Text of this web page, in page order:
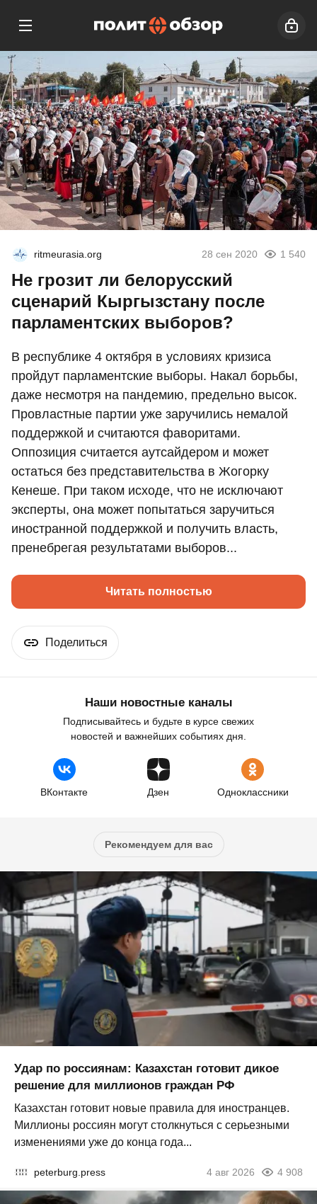
ritmeurasia.org 28 сен 2020 1 540
Не грозит ли белорусский
сценарий Кыргызстану после
парламентских выборов?
В республике 4 октября в условиях кризиса
пройдут парламентские выборы. Накал борьбы,
даже несмотря на пандемию, предельно высок.
Провластные партии уже заручились немалой
поддержкой и считаются фаворитами.
Оппозиция считается аутсайдером и может
остаться без представительства в Жогорку
Кенеше. При таком исходе, что не исключают
эксперты, она может попытаться заручиться
иностранной поддержкой и получить власть,
пренебрегая результатами выборов...
Читать полностью
Поделиться
Наши новостные каналы
Подписывайтесь и будьте в курсе свежих
новостей и важнейших событиях дня.
ВКонтакте Дзен Одноклассники
Рекомендуем для вас
Удар по россиянам: Казахстан готовит дикое
решение для миллионов граждан РФ
Казахстан готовит новые правила для иностранцев.
Миллионы россиян могут столкнуться с серьезными
изменениями уже до конца года...
peterburg.press 4 авг 2026 4 908